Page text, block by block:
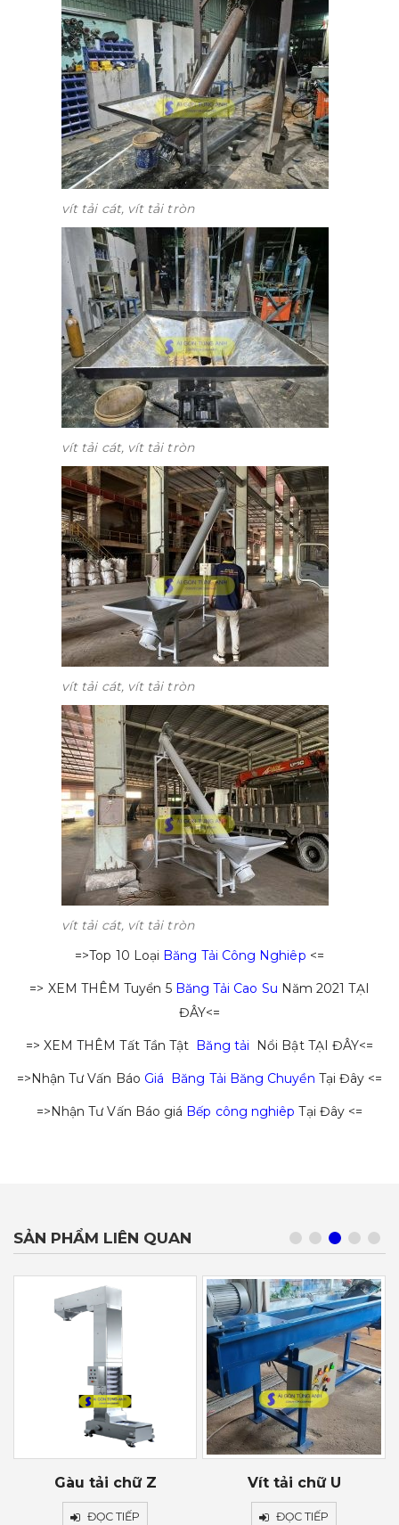
vít tải cát, vít tải tròn
vít tải cát, vít tải tròn
vít tải cát, vít tải tròn
vít tải cát, vít tải tròn
=>Top 10 Loại Băng Tải Công Nghiêp <=
=> XEM THÊM Tuyển 5 Băng Tải Cao Su Năm 2021 TẠI
ĐÂY<=
=> XEM THÊM Tất Tần Tật Băng tải Nổi Bật TẠI ĐÂY<=
=>Nhận Tư Vấn Báo Giá Băng Tải Băng Chuyền Tại Đây <=
=>Nhận Tư Vấn Báo giá Bếp công nghiêpTại Đây <=
SẢN PHẨM LIÊN QUAN
Gàu tải chữ Z
ĐỌC TIẾP
Vít tải chữ U
ĐỌC TIẾP